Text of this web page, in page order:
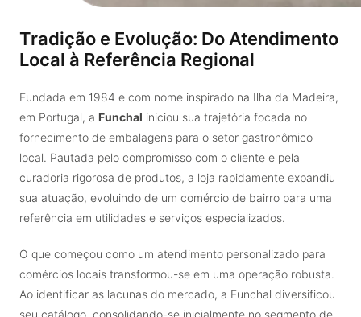
Tradição e Evolução: Do Atendimento
Local à Referência Regional
Fundada em 1984 e com nome inspirado na Ilha da Madeira,
em Portugal, a Funchal iniciou sua trajetória focada no
fornecimento de embalagens para o setor gastronômico
local. Pautada pelo compromisso com o cliente e pela
curadoria rigorosa de produtos, a loja rapidamente expandiu
sua atuação, evoluindo de um comércio de bairro para uma
referência em utilidades e serviços especializados.
O que começou como um atendimento personalizado para
comércios locais transformou-se em uma operação robusta.
Ao identificar as lacunas do mercado, a Funchal diversificou